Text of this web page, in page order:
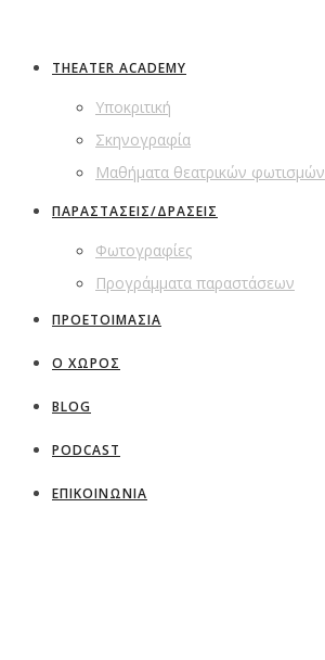
THEATER ACADEMY
Υποκριτική
Σκηνογραφία
Μαθήματα θεατρικών φωτισμών
ΠΑΡΑΣΤΑΣΕΙΣ/ΔΡΑΣΕΙΣ
Φωτογραφίες
Προγράμματα παραστάσεων
ΠΡΟΕΤΟΙΜΑΣΙΑ
Ο ΧΩΡΟΣ
BLOG
PODCAST
ΕΠΙΚΟΙΝΩΝΙΑ